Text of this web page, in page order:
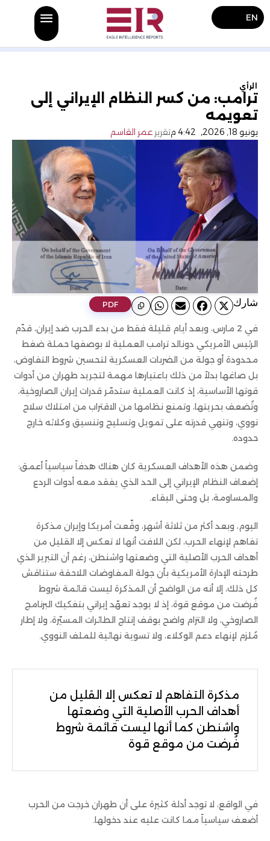
EN
الرأي
ترامب: من كسر النظام الإيراني إلى
تعويمه
يونيو 18, 2026 , 4:42 م تقرير عمر القاسم
ﺷﺎرك PDF
في 2 مارس، وبعد أيام قليلة فقط من بدء الحرب ضد إيران، قدّم
الرئيس الأمريكي دونالد ترامب العملية لا بوصفها حملة ضغط
محدودة أو جولة من الضربات العسكرية لتحسين شروط التفاوض،
بل صاغها بدلاً من ذلك باعتبارها مهمة لتجريد طهران من أدوات
قوتها الأساسية، إذ كانت العملية ستدمّر قدرات إيران الصاروخية،
وتُضعف بحريتها، وتمنع نظامها من الاقتراب من امتلاك سلاح
نووي، وتنهي قدرته على تمويل وتسليح وتنسيق وكلائه خارج
حدوده.
وضمن هذه الأهداف العسكرية كان هناك هدفاً سياسياً أعمق:
إضعاف النظام الإيراني إلى الحد الذي يفقد معه أدوات الردع
والمساومة، بل وحتى البقاء.
اليوم، وبعد أكثر من ثلاثة أشهر، وقّعت أمريكا وإيران مذكرة
تفاهم لإنهاء الحرب، لكن اللافت أنها لا تعكس إلا القليل من
أهداف الحرب الأصلية التي وضعتها واشنطن، رغم أن التبرير الذي
طرحته الإدارة الأمريكية بأن جولة المفاوضات اللاحقة ستناقش
كل ذلك، إلا أنه من الواضح أن المذكرة ليست قائمة شروط
فُرضت من موقع قوة، إذ لا يوجد تعهّد إيراني بتفكيك البرنامج
الصاروخي، ولا التزام واضح بوقف إنتاج الطائرات المسيّرة، ولا إطار
مُلزم لإنهاء دعم الوكلاء، ولا تسوية نهائية للملف النووي.
مذكرة التفاهم لا تعكس إلا القليل من
أهداف الحرب الأصلية التي وضعتها
واشنطن كما أنها ليست قائمة شروط
فُرضت من موقع قوة
في الواقع، لا توجد أدلة كثيرة على أن طهران خرجت من الحرب
أضعف سياسياً مما كانت عليه عند دخولها.